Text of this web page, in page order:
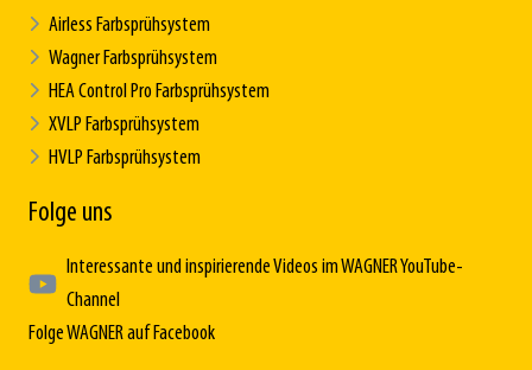
Airless Farbsprühsystem
Wagner Farbsprühsystem
HEA Control Pro Farbsprühsystem
XVLP Farbsprühsystem
HVLP Farbsprühsystem
Folge uns
Interessante und inspirierende Videos im WAGNER YouTube-
Channel
Folge WAGNER auf Facebook